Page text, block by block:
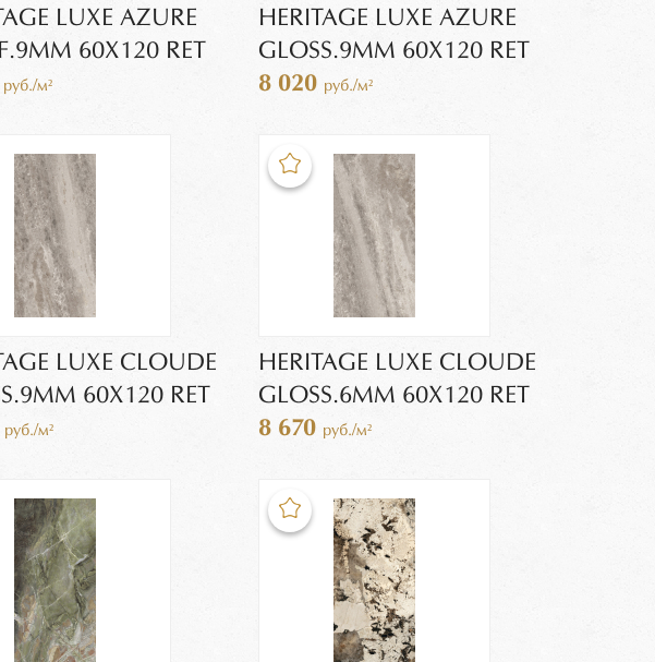
LUXE AZURE
60X120 RET
руб./м²
HERITAGE LUXE AZURE
GLOSS.9MM 60X120 RET
8 020 руб./м²
LUXE CLOUDE
60X120 RET
руб./м²
HERITAGE LUXE CLOUDE
GLOSS.6MM 60X120 RET
8 670 руб./м²